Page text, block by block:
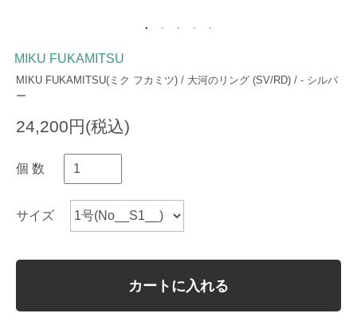
MIKU FUKAMITSU
MIKU FUKAMITSU(ミク フカミツ) / 大河のリング (SV/RD) / - シルバ
ー
24,200円(税込)
個 数
サイズ
カートに入れる